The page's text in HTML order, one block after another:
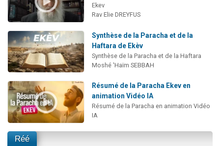
Ekev
Rav Elie DREYFUS
Synthèse de la Paracha et de la
Haftara de Ekèv
Synthèse de la Paracha et de la Haftara
Moshé 'Haïm SEBBAH
Résumé de la Paracha Ekev en
animation Vidéo IA
Résumé de la Paracha en animation Vidéo
IA
Réé